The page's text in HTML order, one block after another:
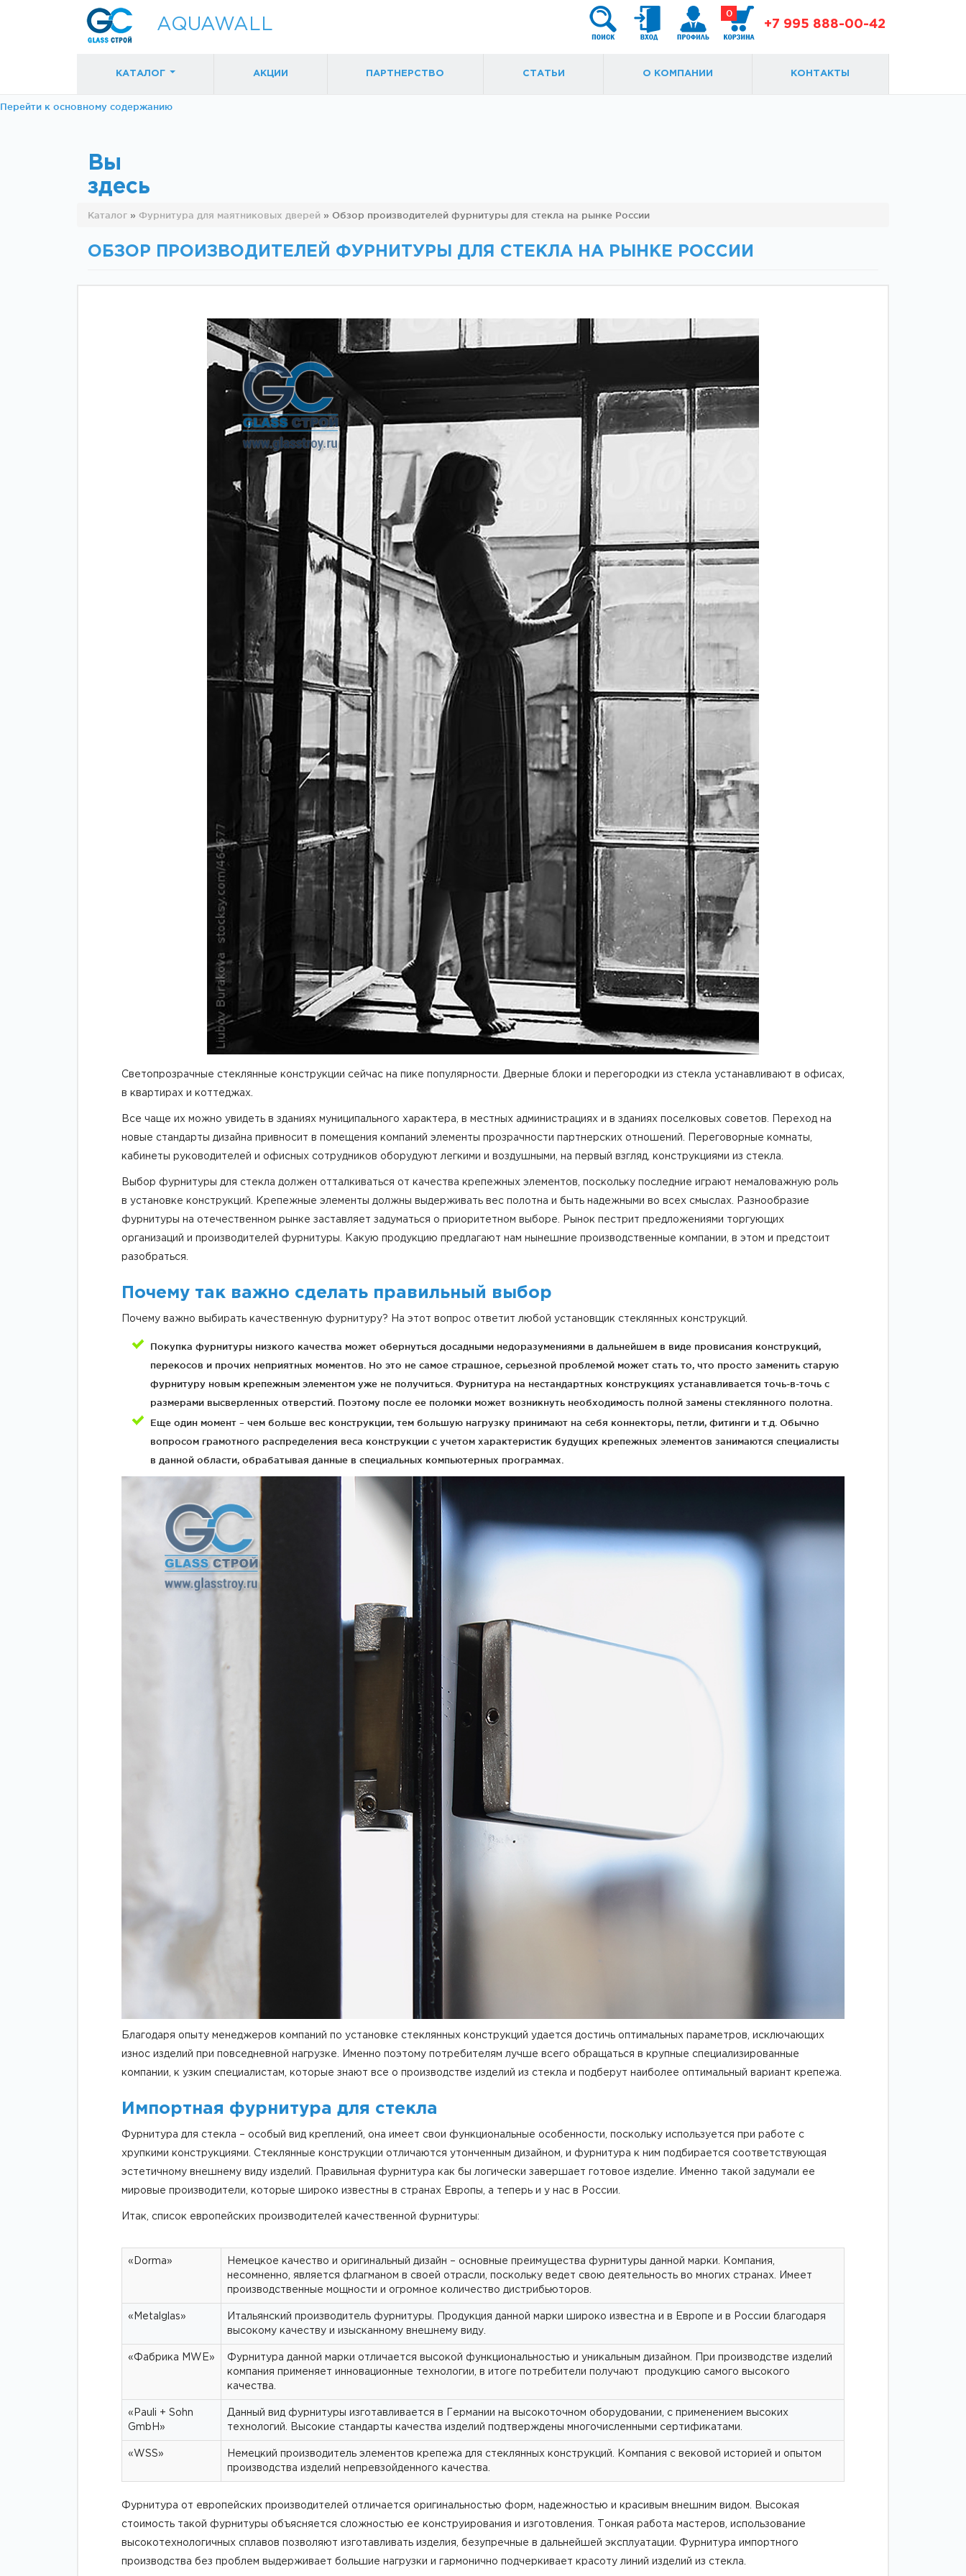
Перейти к основному содержанию
AQUAWALL +7 995 888-00-42
0
КАТАЛОГ
раздвижных
механизмы)
раздвижных
механизмы)
маятниковых
Фурнитура для
межкомнатных
дверей
душевых
ограждений
(раздвижная
серия)
Фурнитура для
душевых
ограждений
(распашная серия)
межкомнатные
цельностеклянные
АКЦИИ ПАРТНЕРСТВО СТАТЬИ О КОМПАНИИ КОНТАКТЫ
Вы
здесь
Каталог » Фурнитура для маятниковых дверей » Обзор производителей фурнитуры для стекла на рынке России
ОБЗОР ПРОИЗВОДИТЕЛЕЙ ФУРНИТУРЫ ДЛЯ СТЕКЛА НА РЫНКЕ РОССИИ
Светопрозрачные стеклянные конструкции сейчас на пике популярности. Дверные блоки и перегородки из стекла устанавливают в офисах,
в квартирах и коттеджах.
Все чаще их можно увидеть в зданиях муниципального характера, в местных администрациях и в зданиях поселковых советов. Переход на
новые стандарты дизайна привносит в помещения компаний элементы прозрачности партнерских отношений. Переговорные комнаты,
кабинеты руководителей и офисных сотрудников оборудуют легкими и воздушными, на первый взгляд, конструкциями из стекла.
Выбор фурнитуры для стекла должен отталкиваться от качества крепежных элементов, поскольку последние играют немаловажную роль
в установке конструкций. Крепежные элементы должны выдерживать вес полотна и быть надежными во всех смыслах. Разнообразие
фурнитуры на отечественном рынке заставляет задуматься о приоритетном выборе. Рынок пестрит предложениями торгующих
организаций и производителей фурнитуры. Какую продукцию предлагают нам нынешние производственные компании, в этом и предстоит
разобраться.
Почему так важно сделать правильный выбор
Почему важно выбирать качественную фурнитуру? На этот вопрос ответит любой установщик стеклянных конструкций.
Покупка фурнитуры низкого качества может обернуться досадными недоразумениями в дальнейшем в виде провисания конструкций,
перекосов и прочих неприятных моментов. Но это не самое страшное, серьезной проблемой может стать то, что просто заменить старую
фурнитуру новым крепежным элементом уже не получиться. Фурнитура на нестандартных конструкциях устанавливается точь-в-точь с
размерами высверленных отверстий. Поэтому после ее поломки может возникнуть необходимость полной замены стеклянного полотна.
Еще один момент – чем больше вес конструкции, тем большую нагрузку принимают на себя коннекторы, петли, фитинги и т.д. Обычно
вопросом грамотного распределения веса конструкции с учетом характеристик будущих крепежных элементов занимаются специалисты
в данной области, обрабатывая данные в специальных компьютерных программах.
Благодаря опыту менеджеров компаний по установке стеклянных конструкций удается достичь оптимальных параметров, исключающих
износ изделий при повседневной нагрузке. Именно поэтому потребителям лучше всего обращаться в крупные специализированные
компании, к узким специалистам, которые знают все о производстве изделий из стекла и подберут наиболее оптимальный вариант крепежа.
Импортная фурнитура для стекла
Фурнитура для стекла – особый вид креплений, она имеет свои функциональные особенности, поскольку используется при работе с
хрупкими конструкциями. Стеклянные конструкции отличаются утонченным дизайном, и фурнитура к ним подбирается соответствующая
эстетичному внешнему виду изделий. Правильная фурнитура как бы логически завершает готовое изделие. Именно такой задумали ее
мировые производители, которые широко известны в странах Европы, а теперь и у нас в России.
Итак, список европейских производителей качественной фурнитуры:
«Dorma»
Немецкое качество и оригинальный дизайн – основные преимущества фурнитуры данной марки. Компания,
несомненно, является флагманом в своей отрасли, поскольку ведет свою деятельность во многих странах. Имеет
производственные мощности и огромное количество дистрибьюторов.
«Metalglas»
Итальянский производитель фурнитуры. Продукция данной марки широко известна и в Европе и в России благодаря
высокому качеству и изысканному внешнему виду.
«Фабрика MWE»
Фурнитура данной марки отличается высокой функциональностью и уникальным дизайном. При производстве изделий
компания применяет инновационные технологии, в итоге потребители получают продукцию самого высокого
качества.
«Pauli + Sohn
GmbH»
Данный вид фурнитуры изготавливается в Германии на высокоточном оборудовании, с применением высоких
технологий. Высокие стандарты качества изделий подтверждены многочисленными сертификатами.
«WSS»
Немецкий производитель элементов крепежа для стеклянных конструкций. Компания с вековой историей и опытом
производства изделий непревзойденного качества.
Фурнитура от европейских производителей отличается оригинальностью форм, надежностью и красивым внешним видом. Высокая
стоимость такой фурнитуры объясняется сложностью ее конструирования и изготовления. Тонкая работа мастеров, использование
высокотехнологичных сплавов позволяют изготавливать изделия, безупречные в дальнейшей эксплуатации. Фурнитура импортного
производства без проблем выдерживает большие нагрузки и гармонично подчеркивает красоту линий изделий из стекла.